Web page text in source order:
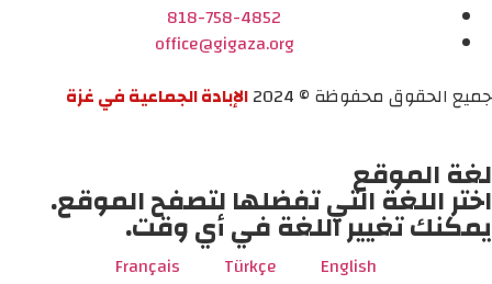
818-758-4852
office@gigaza.org
جميع الحقوق محفوظة © 2024
الإبادة الجماعية في غزة
لغة الموقع
اختر اللغة التي تفضلها لتصفح الموقع.
يمكنك تغيير اللغة في أي وقت.
English
Türkçe
Français